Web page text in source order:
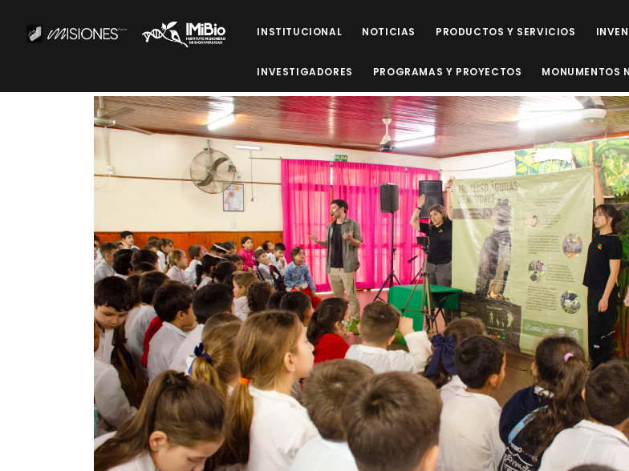
INSTITUCIONAL NOTICIAS PRODUCTOS Y SERVICIOS
INVESTIGADORES PROGRAMAS Y PROYECTOS MONUMENTOS